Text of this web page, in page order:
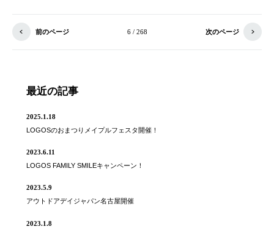
前のページ 6 / 268 次のページ
最近の記事
2025.1.18
LOGOSのおまつりメイプルフェスタ開催！
2023.6.11
LOGOS FAMILY SMILEキャンペーン！
2023.5.9
アウトドアデイジャパン名古屋開催
2023.1.8